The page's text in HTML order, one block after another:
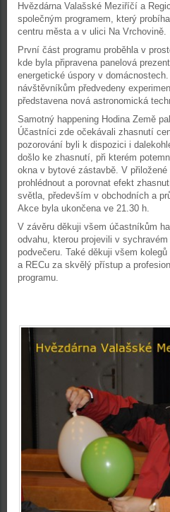
Hvězdárna Valašské Meziříčí a
společným programem, který
centru města a v ulici Na Vrchovině.
První část programu proběhla v
kde byla připravena panelová
energetické úspory v
návštěvníkům předvedeny
představena nová astronomická
Samotný happening Hodina Země
Účastníci zde očekávali zhasnutí
pozorování byli k dispozici i
došlo ke zhasnutí, při kterém
okna v bytové zástavbě. V
prohlédnout a porovnat efekt
světla, především v obchodních a
Akce byla ukončena ve 21.30 h.
V závěru děkuji všem účastníkům
odvahu, kterou projevili v
podvečeru. Také děkuji všem
a RECu za skvělý přístup a
programu.